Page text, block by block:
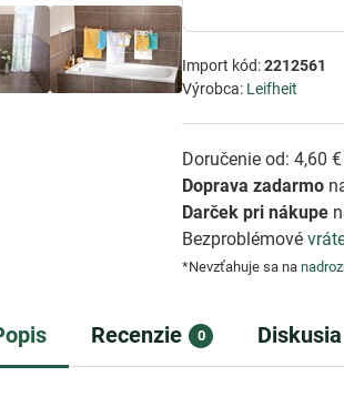
Import kód:2212561
Výrobca: Leifheit
Doručenie od: 4,60
Doprava zadarmo
Darček pri nákupe
Bezproblémové
*Nevzťahuje sa na
Recenzie 0 Diskusia